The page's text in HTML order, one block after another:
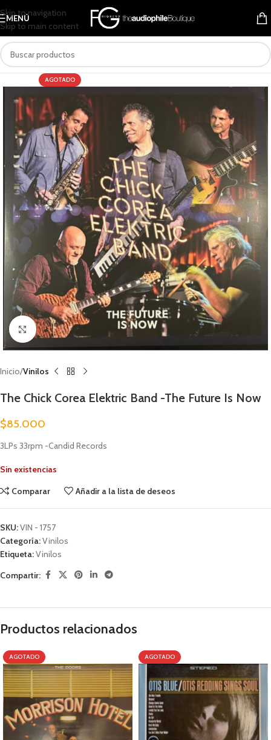
Skip to navigation
Skip to main content
MENÚ
AGOTADO
Clic para ampliar
Inicio Vinilos
The Chick Corea Elektric Band -The Future Is Now
$85.000
3LPs 33rpm -Candid Records
Sin existencias
Comparar
Añadir a la lista de deseos
SKU:VIN - 1757
Categoría:Vinilos
Etiqueta:Vinilos
Compartir:
Productos relacionados
AGOTADO AGOTADO